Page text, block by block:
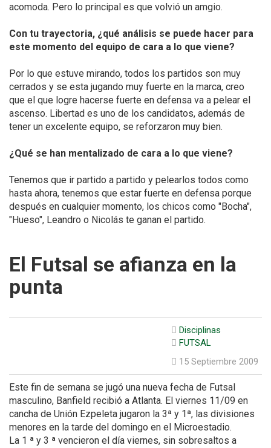
acomoda. Pero lo principal es que volvió un amgio.
Con tu trayectoria, ¿qué análisis se puede hacer para
este momento del equipo de cara a lo que viene?
Por lo que estuve mirando, todos los partidos son muy
cerrados y se esta jugando muy fuerte en la marca, creo
que el que logre hacerse fuerte en defensa va a pelear el
ascenso. Libertad es uno de los candidatos, además de
tener un excelente equipo, se reforzaron muy bien.
¿Qué se han mentalizado de cara a lo que viene?
Tenemos que ir partido a partido y pelearlos todos como
hasta ahora, tenemos que estar fuerte en defensa porque
después en cualquier momento, los chicos como "Bocha",
"Hueso", Leandro o Nicolás te ganan el partido.
El Futsal se afianza en la
punta
Disciplinas
FUTSAL
15 Septiembre 2009
Este fin de semana se jugó una nueva fecha de Futsal
masculino, Banfield recibió a Atlanta. El viernes 11/09 en
cancha de Unión Ezpeleta jugaron la 3ª y 1ª, las divisiones
menores en la tarde del domingo en el Microestadio.
La 1 ª y 3 ª vencieron el día viernes, sin sobresaltos a